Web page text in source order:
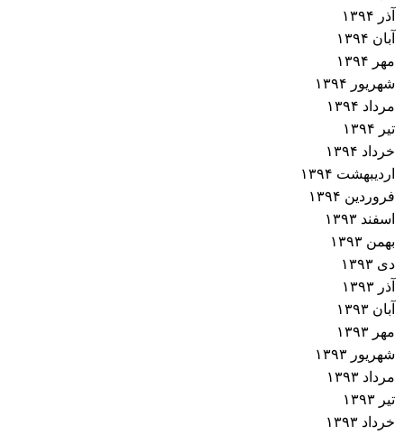
آذر ۱۳۹۴
آبان ۱۳۹۴
مهر ۱۳۹۴
شهریور ۱۳۹۴
مرداد ۱۳۹۴
تیر ۱۳۹۴
خرداد ۱۳۹۴
اردیبهشت ۱۳۹۴
فروردین ۱۳۹۴
اسفند ۱۳۹۳
بهمن ۱۳۹۳
دی ۱۳۹۳
آذر ۱۳۹۳
آبان ۱۳۹۳
مهر ۱۳۹۳
شهریور ۱۳۹۳
مرداد ۱۳۹۳
تیر ۱۳۹۳
خرداد ۱۳۹۳